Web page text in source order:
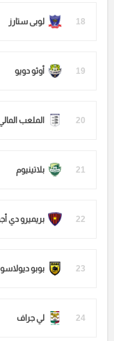
18 لوبى ستارز
19 أوثو دويو
20 الملعب
21 بلاتينيوم
22 بريميرو دي
23 بوبو ديولاسو
24 لي جراف